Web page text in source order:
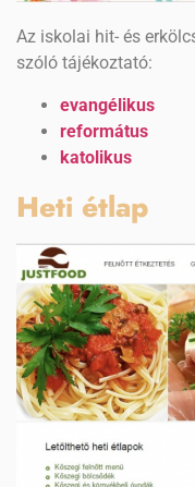
Az iskolai hit- és
szóló tájékoztató:
evangélikus
református
katolikus
Heti étlap